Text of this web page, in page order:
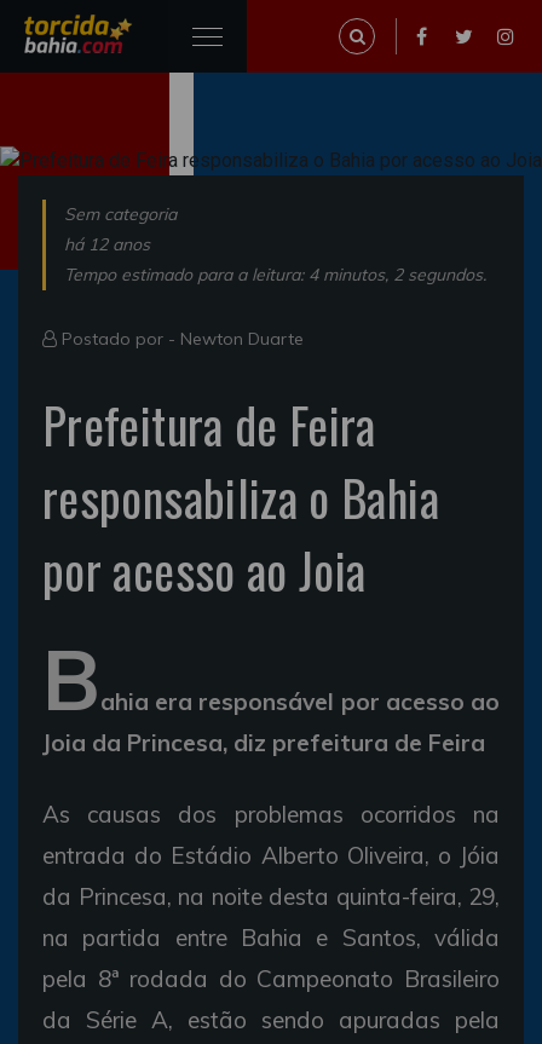
Sem categoria
há 12 anos
Tempo estimado para a leitura: 4 minutos, 2 segundos.
Postado por - Newton Duarte
Prefeitura de Feira
responsabiliza o Bahia
por acesso ao Joia
Bahia era responsável por acesso ao
Joia da Princesa, diz prefeitura de Feira
As causas dos problemas ocorridos na
entrada do Estádio Alberto Oliveira, o Jóia
da Princesa, na noite desta quinta-feira, 29,
na partida entre Bahia e Santos, válida
pela 8ª rodada do Campeonato Brasileiro
da Série A, estão sendo apuradas pela